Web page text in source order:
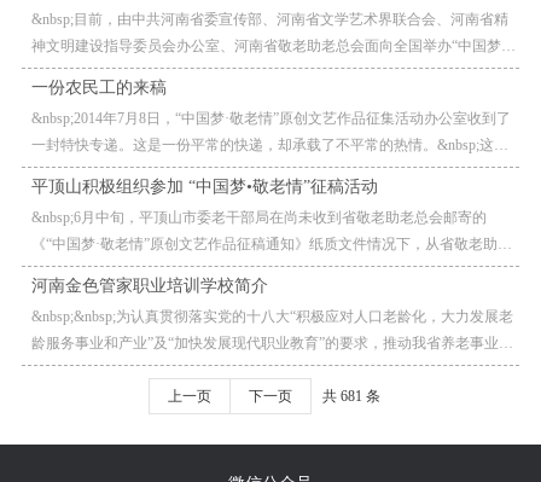
&nbsp;目前，由中共河南省委宣传部、河南省文学艺术界联合会、河南省精
神文明建设指导委员会办公室、河南省敬老助老总会面向全国举办“中国梦·
敬老情”原创文艺作品征稿活动正在紧锣密鼓地进行中。本次征稿活
一份农民工的来稿
&nbsp;2014年7月8日，“中国梦·敬老情”原创文艺作品征集活动办公室收到了
一封特快专递。这是一份平常的快递，却承载了不平常的热情。&nbsp;这是
河北省遵化市刘备寨乡农民郭少锁投给“中国梦·敬
平顶山积极组织参加 “中国梦•敬老情”征稿活动
&nbsp;6月中旬，平顶山市委老干部局在尚未收到省敬老助老总会邮寄的
《“中国梦·敬老情”原创文艺作品征稿通知》纸质文件情况下，从省敬老助老
总会网站上下载电子稿，立即召开由市局班子成员、县市区局局长和
河南金色管家职业培训学校简介
&nbsp;&nbsp;为认真贯彻落实党的十八大“积极应对人口老龄化，大力发展老
龄服务事业和产业”及“加快发展现代职业教育”的要求，推动我省养老事业发
展，培养大批高素质的养老服务人员，打造专业为老服务
上一页
下一页 共 681 条